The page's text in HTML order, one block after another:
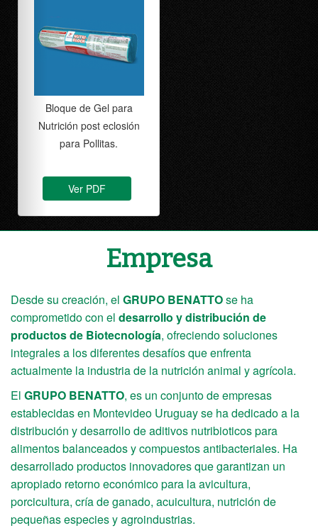
Antioxidante natural a
base polifenoles para
Empresa
Desde su creación, el GRUPO BENATTOse ha
comprometido con el desarrollo y distribución de
productos de Biotecnología, ofreciendo soluciones
integrales a los diferentes desafíos que enfrenta
actualmente la industria de la nutrición animal y agrícola.
El GRUPO BENATTO, es un conjunto de empresas
establecidas en Montevideo Uruguay se ha dedicado a la
distribución y desarrollo de aditivos nutribioticos para
alimentos balanceados y compuestos antibacteriales. Ha
desarrollado productos innovadores que garantizan un
apropiado retorno económico para la avicultura,
porcicultura, cría de ganado, acuicultura, nutrición de
pequeñas especies y agroindustrias.